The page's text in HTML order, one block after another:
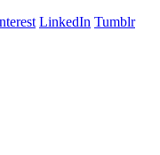
LinkedIn Tumblr